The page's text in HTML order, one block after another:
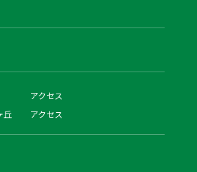
アクセス
丘
アクセス